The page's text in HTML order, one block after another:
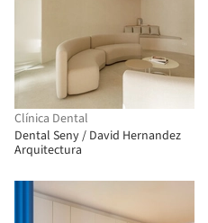
Clínica Dental
Dental Seny / David Hernandez
Arquitectura